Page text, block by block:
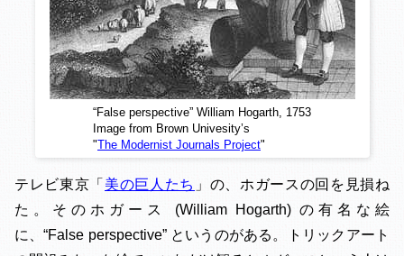
“False perspective” William Hogarth, 1753
Image from Brown Univesity’s
"The Modernist Journals Project"
テレビ東京「 美の巨人たち 」の、ホガースの回を見損ね
た。そのホガース (William Hogarth) の有名な絵
に、“False perspective” というのがある。トリックアート